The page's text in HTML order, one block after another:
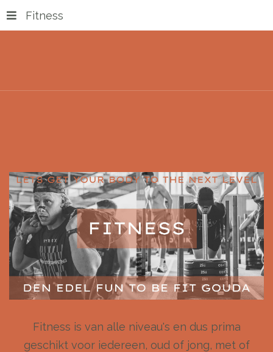
Fitness
Fitness is van alle niveau's en dus prima
geschikt voor iedereen, oud of jong, met of